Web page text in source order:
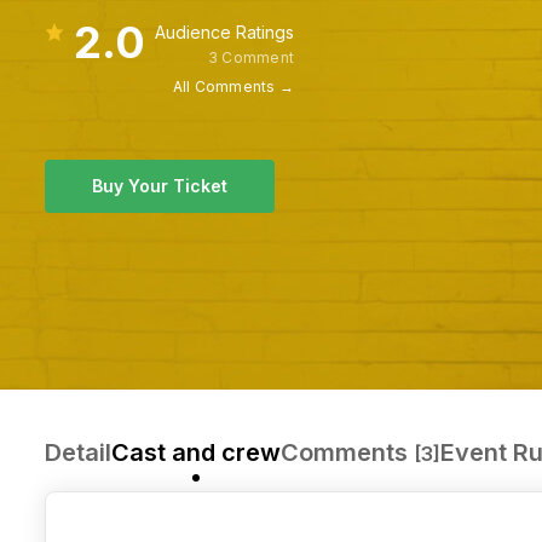
2.0 Audience Ratings
3 Comment
All Comments →
Buy Your Ticket
DetailCast and crewComments [3] Event